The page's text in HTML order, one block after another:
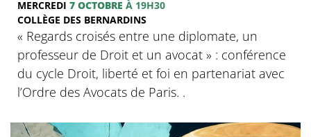
MERCREDI 7 OCTOBRE À 19H30
COLLÈGE DES BERNARDINS
‍« Regards croisés entre une diplomate, un
professeur de Droit et un avocat » : conférence
du cycle Droit, liberté et foi en partenariat avec
l’Ordre des Avocats de Paris. .